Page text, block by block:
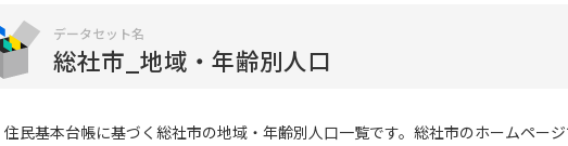
データセット名
総社市_地域・年齢別人口
住民基本台帳に基づく総社市の地域・年齢別人口一覧です。総社市のホームペー